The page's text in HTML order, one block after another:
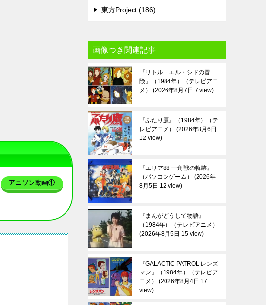
アニソン動画①
東方Project (186)
画像つき関連記事
『リトル・エル・シドの冒
険』（1984年）（テレビアニ
メ）
2026年8月7日 7 view
『ふたり鷹』（1984年）（テ
レビアニメ）
2026年8月6日
12 view
『エリア88 一角獣の軌跡』
（パソコンゲーム）
2026年
8月5日 12 view
『まんがどうして物語』
（1984年）（テレビアニメ）
2026年8月5日 15 view
『GALACTIC PATROL レンズ
マン』（1984年）（テレビア
ニメ）
2026年8月4日 17
view